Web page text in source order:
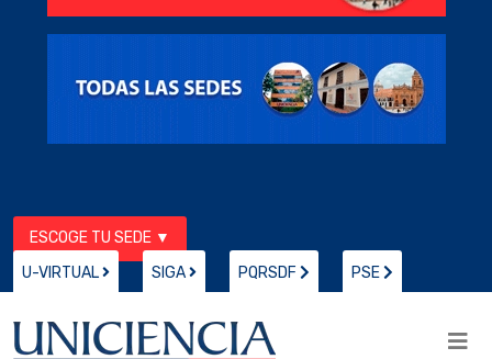
ESCOGE TU SEDE ▼
U-VIRTUAL
SIGA PQRSDF PSE